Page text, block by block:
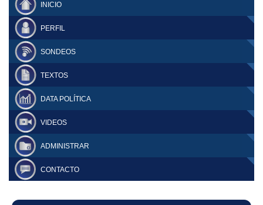
INICIO
PERFIL
SONDEOS
TEXTOS
DATA POLÍTICA
VIDEOS
ADMINISTRAR
CONTACTO